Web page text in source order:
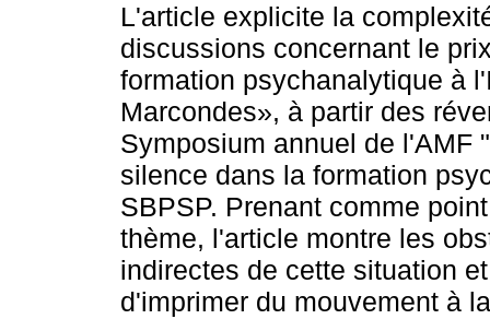
L'article explicite la
discussions concernant le
formation psychanalytique à
Marcondes», à partir des
Symposium annuel de l'AMF
silence dans la formation
SBPSP. Prenant comme
thème, l'article montre les
indirectes de cette situation
d'imprimer du mouvement à